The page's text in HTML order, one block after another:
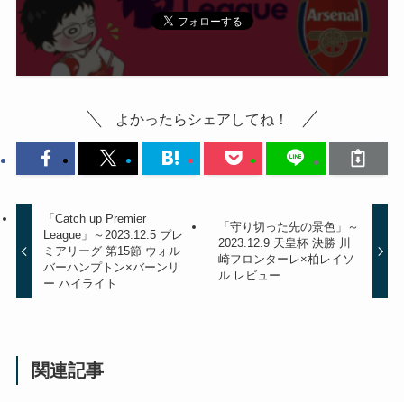
よかったらシェアしてね！
「Catch up Premier
League」～2023.12.5 プレ
ミアリーグ 第15節 ウォル
バーハンプトン×バーンリ
ー ハイライト
「守り切った先の景色」～
2023.12.9 天皇杯 決勝 川
崎フロンターレ×柏レイソ
ル レビュー
関連記事